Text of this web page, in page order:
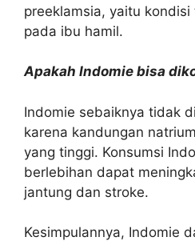
preeklamsia, yaitu
pada ibu hamil.
Apakah Indomie bisa
Indomie sebaiknya tidak
karena kandungan
yang tinggi. Konsumsi
berlebihan dapat
jantung dan stroke.
Kesimpulannya, Indomie